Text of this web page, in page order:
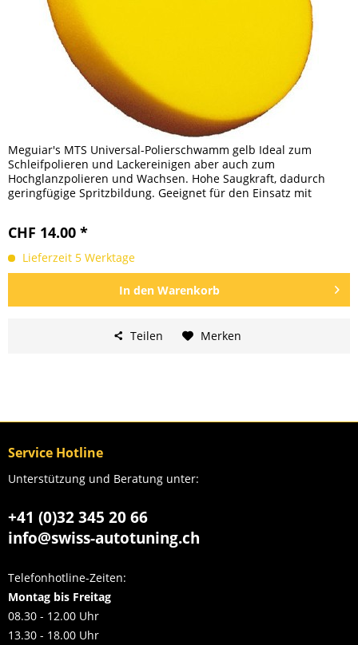
Meguiar's MTS Universal-Polierschwamm gelb Ideal zum
Schleifpolieren und Lackereinigen aber auch zum
Hochglanzpolieren und Wachsen. Hohe Saugkraft, dadurch
geringfügige Spritzbildung. Geeignet für den Einsatz mit
CHF 14.00 *
Lieferzeit 5 Werktage
In den Warenkorb
Teilen Merken
Service Hotline
Unterstützung und Beratung unter:
+41 (0)32 345 20 66
info@swiss-autotuning.ch
Telefonhotline-Zeiten:
Montag bis Freitag
08.30 - 12.00 Uhr
13.30 - 18.00 Uhr